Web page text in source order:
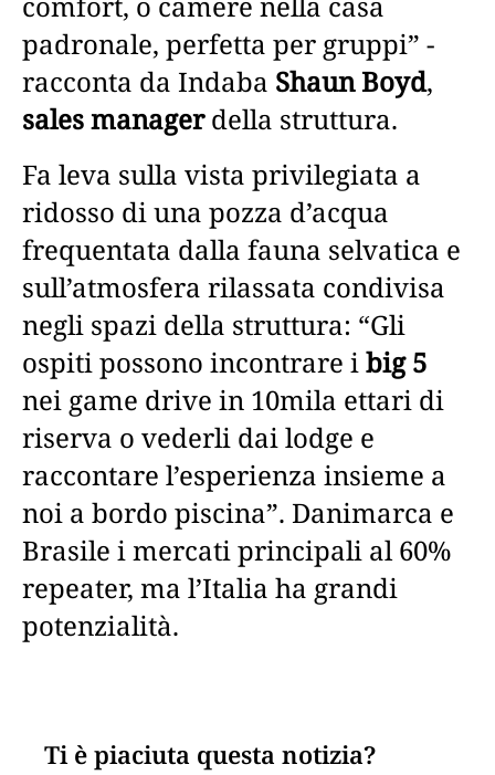
padronale, perfetta per gruppi” -
racconta da Indaba Shaun Boyd,
sales managerdella struttura.
Fa leva sulla vista privilegiata a
ridosso di una pozza d’acqua
frequentata dalla fauna selvatica e
sull’atmosfera rilassata condivisa
negli spazi della struttura: “Gli
ospiti possono incontrare ibig 5
nei game drive in 10mila ettari di
riserva o vederli dai lodge e
raccontare l’esperienza insieme a
noi a bordo piscina”. Danimarca e
Brasile i mercati principali al 60%
repeater, ma l’Italia ha grandi
potenzialità.
Ti è piaciuta questa notizia?